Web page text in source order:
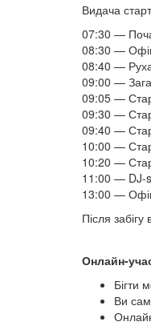
Видача
07:30 —
08:30 —
08:40 —
09:00 —
09:05 —
09:30 —
09:40 —
1​​​​​​​0:00 —
10:20 —
11:00 — DJ-
13:00 —
Після
Онлайн-
Бігти
Ви